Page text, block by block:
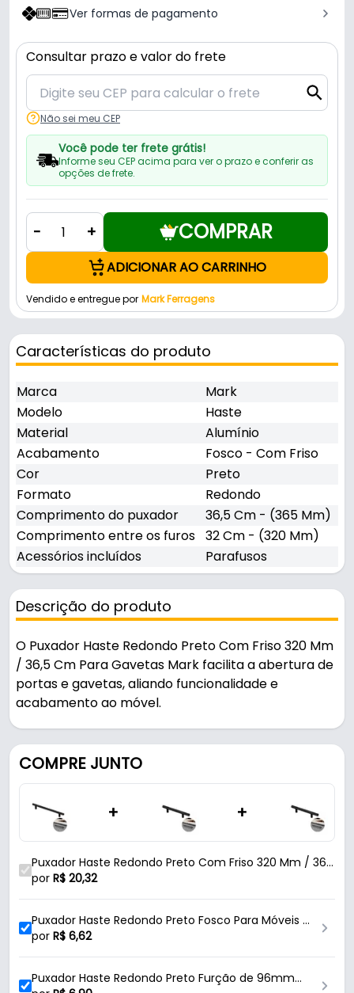
Ver formas de pagamento
Consultar prazo e valor do frete
Não sei meu CEP
Você pode ter frete grátis!
Informe seu CEP acima para ver o prazo e conferir as
opções de frete.
- + COMPRAR
ADICIONAR AO CARRINHO
Vendido e entregue por Mark Ferragens
Características do produto
Marca
Mark
Modelo
Haste
Material
Alumínio
Acabamento
Fosco - Com Friso
Cor
Preto
Formato
Redondo
Comprimento do puxador
36,5 Cm - (365 Mm)
Comprimento entre os furos 32 Cm - (320 Mm)
Acessórios incluídos
Parafusos
Descrição do produto
O Puxador Haste Redondo Preto Com Friso 320 Mm
/ 36,5 Cm Para Gavetas Mark facilita a abertura de
portas e gavetas, aliando funcionalidade e
acabamento ao móvel.
Pode ser usado em móveis e armários.
Fabricado em Alumínio com acabamento fosco -
Características:
- Marca: Mark
- Modelo: Haste
- Acabamento: Fosco - Com Friso
- Cor: Preto
- Comprimento do puxador: 36,5 Cm - (365 Mm)
- Comprimento entre os furos: 32 Cm - (320 Mm)
COMPRE JUNTO
+ +
Puxador Haste Redondo Preto Com Friso 320 Mm / 36,5
Cm Para Gavetas Mk
por R$ 20,32
Puxador Haste Redondo Preto Fosco Para Móveis –
Furação 064 Mm | Sofisticação Italy
por R$ 6,62
Puxador Haste Redondo Preto Furção de 96mm